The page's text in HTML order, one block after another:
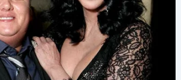
нас обоих… Я… я всё
не по телефону.
Я тут же согласилась: